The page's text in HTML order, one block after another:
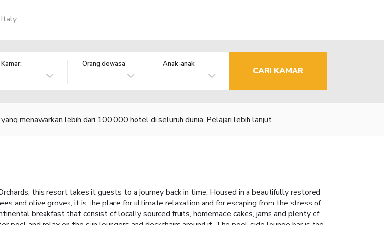
Italy
Kamar: Orang dewasa Anak-anak
CARI KAMAR
menawarkan lebih dari 100.000 hotel di seluruh dunia. Pelajari lebih lanjut
this resort takes it guests to a journey back in time. Housed in a beautifully restored
and olive groves, it is the place for ultimate relaxation and for escaping from the stress of
breakfast that consist of locally sourced fruits, homemade cakes, jams and plenty of